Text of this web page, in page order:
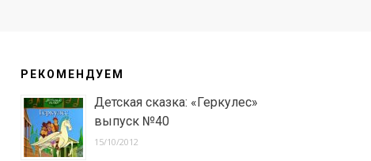
РЕКОМЕНДУЕМ
Детская сказка: «Геркулес»
выпуск №40
15/10/2012